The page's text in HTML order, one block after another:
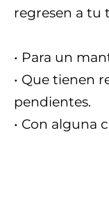
regresen a tu
• Para un
• Que tienen
pendientes.
• Con alguna